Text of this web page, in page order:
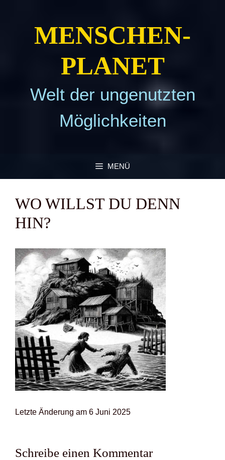
MEN­SCHEN­
PLA­NET
Welt der ungenutzten
Möglichkeiten
MENÜ
WO WILLST DU DENN
HIN?
Letz­te Ände­rung am 6 Juni 2025
Schreibe einen Kommentar